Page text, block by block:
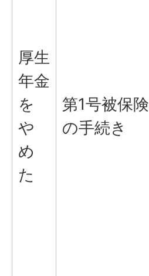
厚生
年金
を
や
め
た
第1号被保
の手続き